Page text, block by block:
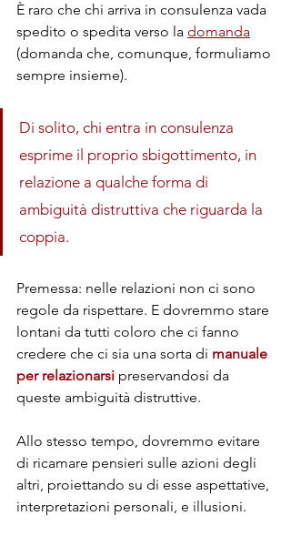
È raro che chi arriva in consulenza vada
spedito o spedita verso la domanda
(domanda che, comunque, formuliamo
sempre insieme).
Di solito, chi entra in consulenza
esprime il proprio sbigottimento, in
relazione a qualche forma di
ambiguità distruttiva che riguarda la
coppia.
Premessa: nelle relazioni non ci sono
regole da rispettare. E dovremmo stare
lontani da tutti coloro che ci fanno
credere che ci sia una sorta di manuale
per relazionarsi preservandosi da
queste ambiguità distruttive.
Allo stesso tempo, dovremmo evitare
di ricamare pensieri sulle azioni degli
altri, proiettando su di esse aspettative,
interpretazioni personali, e illusioni.